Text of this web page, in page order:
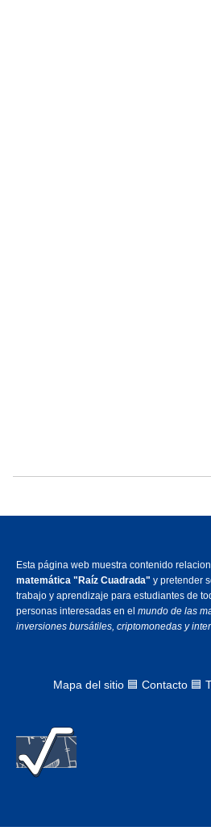
Esta página web muestra contenido
matemática "Raíz Cuadrada" y pretender
trabajo y aprendizaje para estudiantes de
personas interesadas en el mundo de las
inversiones bursátiles, criptomonedas y
Mapa del sitio 🟦 Contacto 🟦